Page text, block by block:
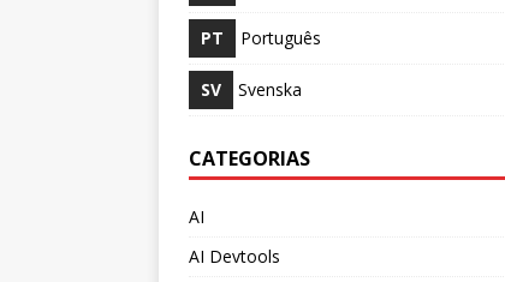
PT Português
SV Svenska
CATEGORIAS
AI
AI Devtools